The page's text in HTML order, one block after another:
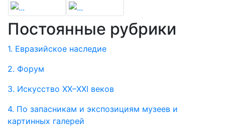
Постоянные рубрики
1. Евразийское наследие
2. Форум
3. Искусство XX–XXI веков
4. По запасникам и экспозициям музеев и
картинных галерей